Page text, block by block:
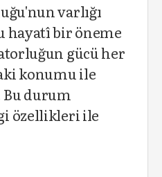
varlığı
hayatî bir öneme
gücü her
konumu ile
Bu durum
özellikleri ile